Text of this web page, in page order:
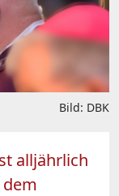
Bild: DBK
alljährlich